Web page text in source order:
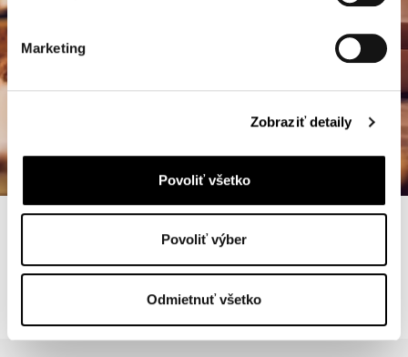
Marketing
Zobraziť detaily
Povoliť všetko
Povoliť výber
Odmietnuť všetko